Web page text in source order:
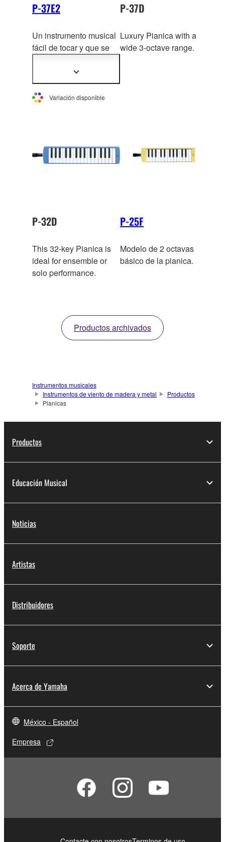
P-37E2
Un instrumento musical
fácil de tocar y que se
cualquier lugar. Las
pianicas marrones y
negras tienen un sonido
pianica roja se distingue
por su tonalidad vívida y
Mostrar
Variación disponible
P-37D
Luxury Pianica with a
wide 3-octave range.
P-32D
This 32-key Pianica is
ideal for ensemble or
solo performance.
P-25F
Modelo de 2 octavas
básico de la pianica.
Productos archivados
Instrumentos musicales
Instrumentos de viento de madera y metal
Productos
Pianicas
Productos
Educación Musical
Noticias
Artistas
Distribuidores
Soporte
Acerca de Yamaha
México - Español
Empresa